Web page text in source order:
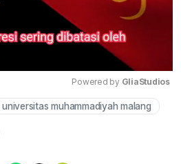
Mute
Powered by GliaStudios
universitas muhammadiyah malang